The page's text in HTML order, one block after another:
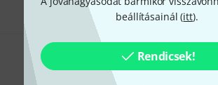
beállításainál (itt).
Rendicsek!